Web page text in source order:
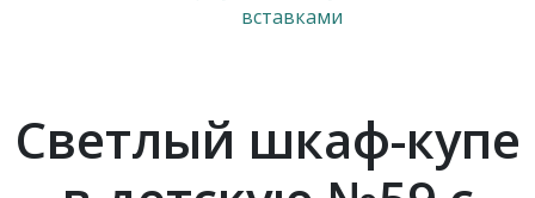
вставками
Светлый шкаф-купе